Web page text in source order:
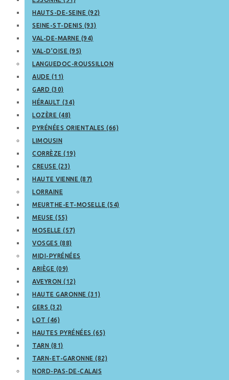
HAUTS-DE-SEINE (92)
SEINE-ST-DENIS (93)
VAL-DE-MARNE (94)
VAL-D’OISE (95)
LANGUEDOC-ROUSSILLON
AUDE (11)
GARD (30)
HÉRAULT (34)
LOZÈRE (48)
PYRÉNÉES ORIENTALES (66)
LIMOUSIN
CORRÈZE (19)
CREUSE (23)
HAUTE VIENNE (87)
LORRAINE
MEURTHE-ET-MOSELLE (54)
MEUSE (55)
MOSELLE (57)
VOSGES (88)
MIDI-PYRÉNÉES
ARIÈGE (09)
AVEYRON (12)
HAUTE GARONNE (31)
GERS (32)
LOT (46)
HAUTES PYRÉNÉES (65)
TARN (81)
TARN-ET-GARONNE (82)
NORD-PAS-DE-CALAIS